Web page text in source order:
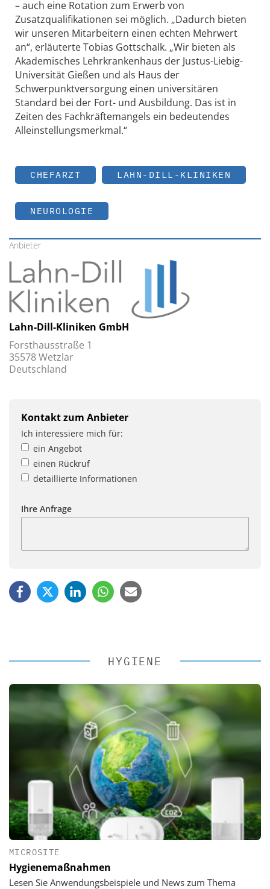
– auch eine Rotation zum Erwerb von
Zusatzqualifikationen sei möglich. „Dadurch bieten
wir unseren Mitarbeitern einen echten Mehrwert
an“, erläuterte Tobias Gottschalk. „Wir bieten als
Akademisches Lehrkrankenhaus der Justus-Liebig-
Universität Gießen und als Haus der
Schwerpunktversorgung einen universitären
Standard bei der Fort- und Ausbildung. Das ist in
Zeiten des Fachkräftemangels ein bedeutendes
Alleinstellungsmerkmal.“
CHEFARZT LAHN-DILL-KLINIKEN
NEUROLOGIE
Anbieter
Lahn-Dill-Kliniken GmbH
Forsthausstraße 1
35578 Wetzlar
Deutschland
Kontakt zum Anbieter
Ich interessiere mich für:
ein Angebot
einen Rückruf
detaillierte Informationen
Ihre Anfrage
HYGIENE
MICROSITE
Hygienemaßnahmen
Lesen Sie Anwendungsbeispiele und News zum Thema